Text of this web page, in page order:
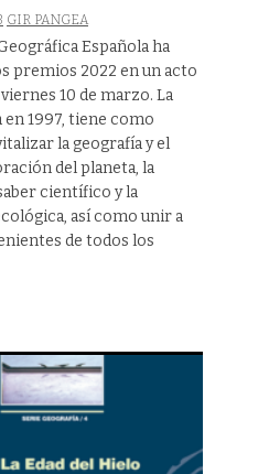
GIR PANGEA
Española ha
premios 2022 en un acto
10 de marzo. La
en 1997, tiene como
la geografía y el
del planeta, la
científico y la
así como unir a
de todos los